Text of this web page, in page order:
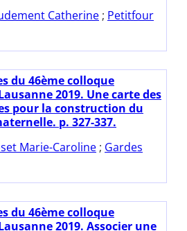
Catherine ; Petitfour
du 46ème colloque
2019. Une carte des
pour la construction du
p. 327-337.
Marie-Caroline ; Gardes
du 46ème colloque
2019. Associer une